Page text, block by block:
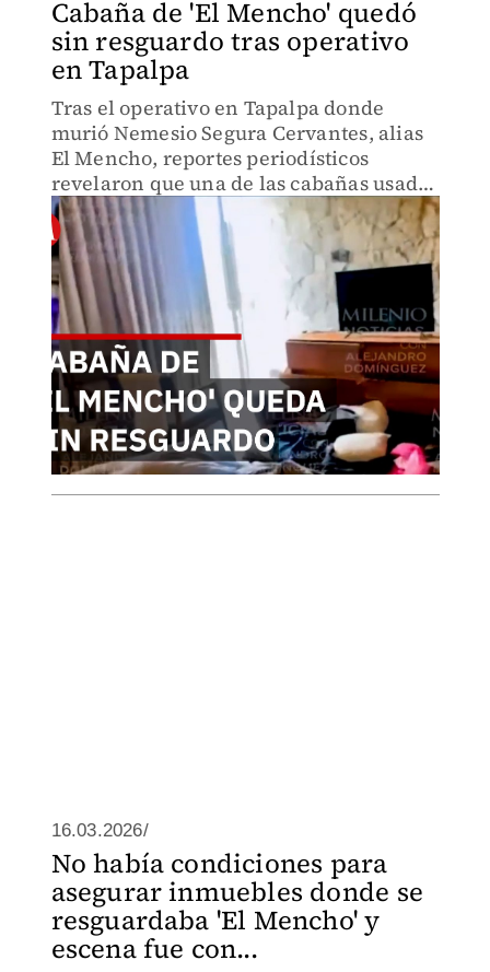
Cabaña de 'El Mencho' quedó
sin resguardo tras operativo
en Tapalpa
Tras el operativo en Tapalpa donde
murió Nemesio Segura Cervantes, alias
El Mencho, reportes periodísticos
revelaron que una de las cabañas usadas
por el líder criminal quedó sin
resguardo y contenía pertenencias y
presuntas narco nóminas del CJNG.
16.03.2026/
No había condiciones para
asegurar inmuebles donde se
resguardaba 'El Mencho' y
escena fue con...